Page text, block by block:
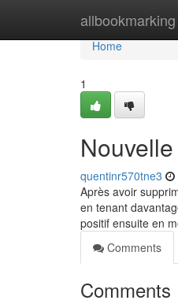
allbookmarking
Home
Home
1
quentinr570tne3
Après avoir
en tenant
positif ensuite en
Comments
Comments